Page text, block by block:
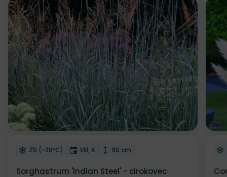
Odober do zoznamu želaní
Mrazuvzdornosť
Z5 (-28°C) Doba kvitnutia
VIII, X Výška rastliny
90 cm
Sorghastrum 'Indian Steel' - cirokovec